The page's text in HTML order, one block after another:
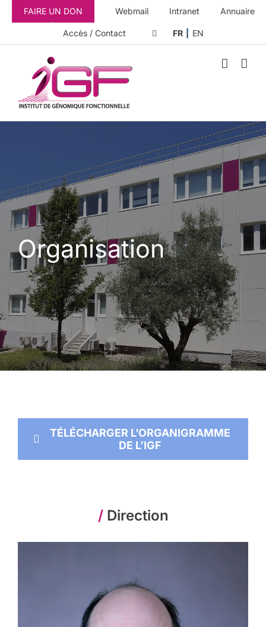
PasserFAIRE UN DON Webmail Intranet Annuaire
Accès / Contact FR EN
Organisation
TÉLÉCHARGER L’ORGANIGRAMME
DE L’IGF
/Direction